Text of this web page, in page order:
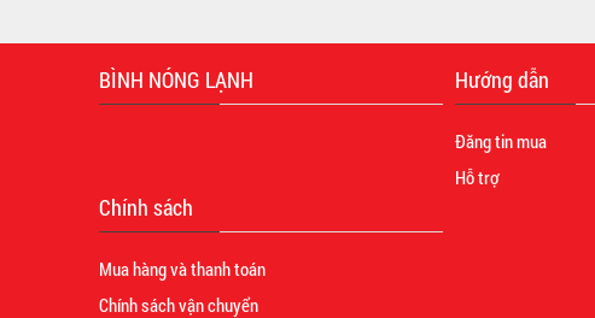
BÌNH NÓNG LẠNH Hướng dẫn
Đăng tin mua
Hỗ trợ
Chính sách
Mua hàng và thanh toán
Chính sách vận chuyển